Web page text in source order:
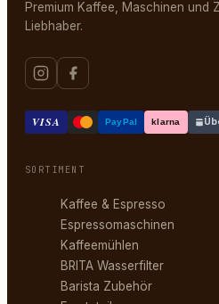
Premium Kaffee, Maschinen und
Liebhaber.
VISA PayPal klarna
SORTIMENT
Kaffee & Espresso
Espressomaschinen
Kaffeemühlen
BRITA Wasserfilter
Barista Zubehör